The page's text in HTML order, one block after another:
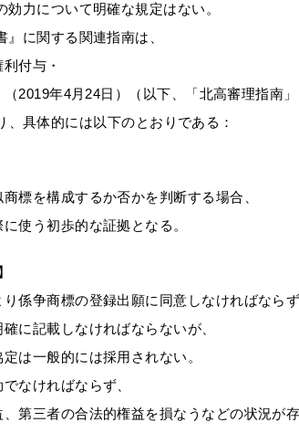
力について明確な規定はない。
に関する関連指南は、
付与・
2019年4月24日）（以下、「北高審理指南
具体的には以下のとおりである：
標を構成するか否かを判断する場合、
使う初歩的な証拠となる。
係争商標の登録出願に同意しなければならず
に記載しなければならないが、
は一般的には採用されない。
なければならず、
第三者の合法的権益を損なうなどの状況が